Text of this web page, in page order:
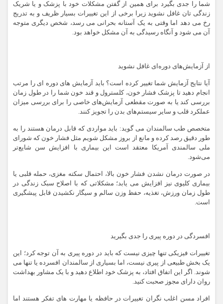
شما را جدی بگیرد برای همین از گفتن مشکلات خود با پزشک و یا شریک
زندگی تان غافل نشوید زیرا برخی از این تغییرات بسیار ظریف و به تدریج
رخ می دهد اما وقتی به یک آستانه بحرانی می رسد، شخص دیگری متوجه
آن می شود و آنگاه رسیدگی به آن مشکل خواهد بود.
از آزمایش‌های دوره‌ای غافل نشوید
آیا نتایج آزمایش شما تغییر کرده است؟ باید آزمایش های دوره ای را مرتب
انجام دهید تا پزشک فشار خون، کلسترول و قند خون شما را در طول زمان
بررسی کند یا به صورت مقطعی آزمایش‌های خاصی را برای بررسی میزان
عملکرد قلب و سایر سیستم‌های بدن را تجویز کنند.
متخصص طب سالمندان می گوید: باید مواردی که قابل درمان هستند را به
طور دقیق رصد کرده و مانع از بروز مشکل شویم مثل فشار خون که شورای
ملی سالمندی آمریکا معتقد است این بیماری با افزایش سن شایع‌تر
می‌شود.
در صورت درمان نشدن فشار خون بالا، احتمال سکته مغزی، حمله قلبی یا
بیماری کلیوی نیز افزایش می یابد؛ مشکلاتی که با اصلاح سبک زندگی در
طول زمان ورزش، تغذیه، حفظ وزن سالم و سیگار نکشیدن قابل پیشگیری
است.
افسردگی در دوره پیری را جدی بگیرید
تغییرات فیزیکی تنها چیزی نیست که باید در دوره پیری به آن توجه کرد؛ این
یک بخش طبیعی از پیری نیست، اما بسیاری از سالمندان افسرده یا تنها می
شوند. اگر این اتفاق افتاد، به پزشک خود اطلاع دهید و با یک مشاور بهداشت
روان دارای مجوز صحبت کنید.
افراد مسن اغلب نگران تغییرات در حافظه یا مهارت های تفکر هستند اما